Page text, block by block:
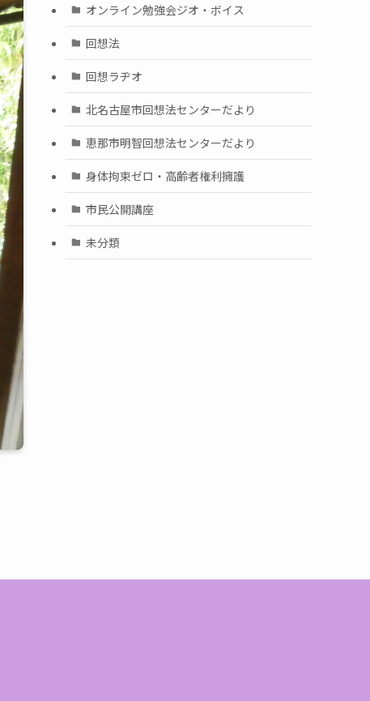
オンライン勉強会ジオ・ボイス
回想法
回想ラヂオ
北名古屋市回想法センターだより
恵那市明智回想法センターだより
身体拘束ゼロ・高齢者権利擁護
市民公開講座
未分類